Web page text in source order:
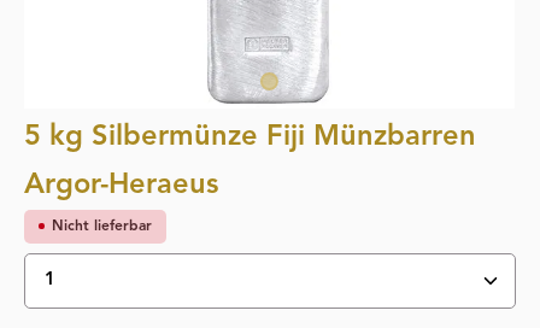
5 kg Silbermünze Fiji Münzbarren
Argor-Heraeus
Nicht lieferbar
Produkt Anzahl: Gib den gewünschten Wert ein